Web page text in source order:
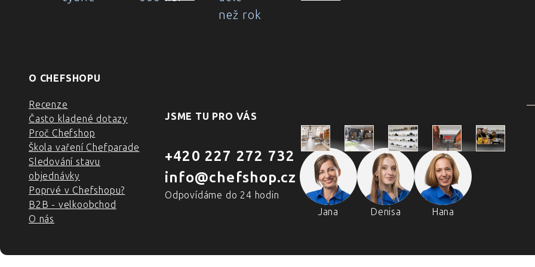
než rok
O CHEFSHOPU
Recenze
Často kladené dotazy
Proč Chefshop
Škola vaření Chefparade
Sledování stavu
objednávky
Poprvé v Chefshopu?
B2B - velkoobchod
O nás
JSME TU PRO VÁS
Jana Denisa Hana
+420 227 272 732
info@chefshop.cz
Odpovídáme do 24 hodin
Praha
Holešovická
tržnice
Praha
Retail Park
Štěrboholy
Outlet
Praha
Brno
Náměstí
Svobody